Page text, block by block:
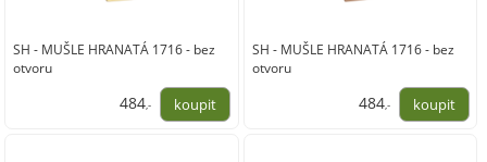
SH - MUŠLE HRANATÁ 1716 - bez
otvoru
484,-
SH - MUŠLE HRANATÁ 1716 - bez
otvoru
484,-